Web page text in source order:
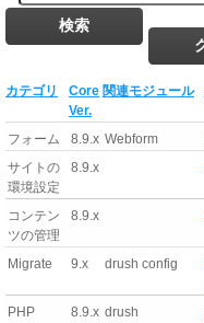
カテゴリ
Core
Ver.
関連モジュール
フォーム 8.9.x Webform
サイトの
環境設定
8.9.x
コンテン
ツの管理
8.9.x
Migrate 9.x drush config
PHP
8.9.x drush